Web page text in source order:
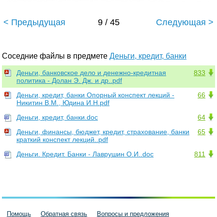
< Предыдущая 9 / 45 Следующая >
Соседние файлы в предмете Деньги, кредит, банки
833
Деньги, банковское дело и денежно-кредитная
политика - Долан Э. Дж. и др..pdf
66
Деньги, кредит, банки Опорный конспект лекций -
Никитин В.М., Юдина И.Н.pdf
64
Деньги, кредит, банки.doc
65
Деньги, финансы, бюджет, кредит, страхование, банки
краткий конспект лекций..pdf
811
Деньги. Кредит. Банки - Лаврушин О.И..doc
Помощь Обратная связь Вопросы и предложения